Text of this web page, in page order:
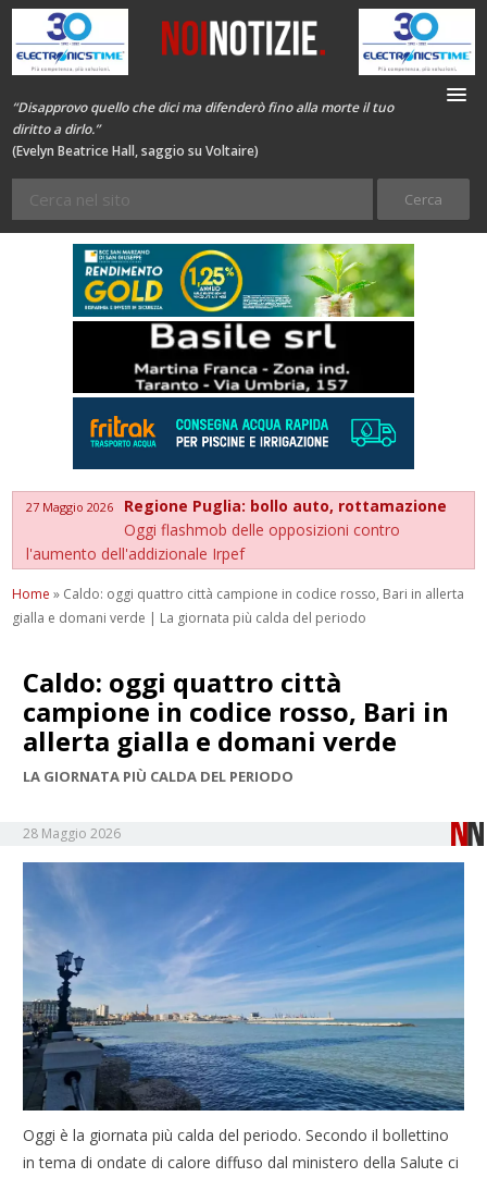
“Disapprovo quello che dici ma difenderò fino alla morte il tuo
diritto a dirlo.”
(Evelyn Beatrice Hall, saggio su Voltaire)
27 Maggio 2026
Regione Puglia: bollo auto, rottamazione
Oggi flashmob delle opposizioni contro
l'aumento dell'addizionale Irpef
Home » Caldo: oggi quattro città campione in codice rosso, Bari in allerta
gialla e domani verde | La giornata più calda del periodo
Caldo: oggi quattro città
campione in codice rosso, Bari in
allerta gialla e domani verde
LA GIORNATA PIÙ CALDA DEL PERIODO
28 Maggio 2026
Oggi è la giornata più calda del periodo. Secondo il bollettino
in tema di ondate di calore diffuso dal ministero della Salute ci